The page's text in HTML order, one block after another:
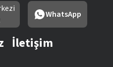
WhatsApp
İletişim